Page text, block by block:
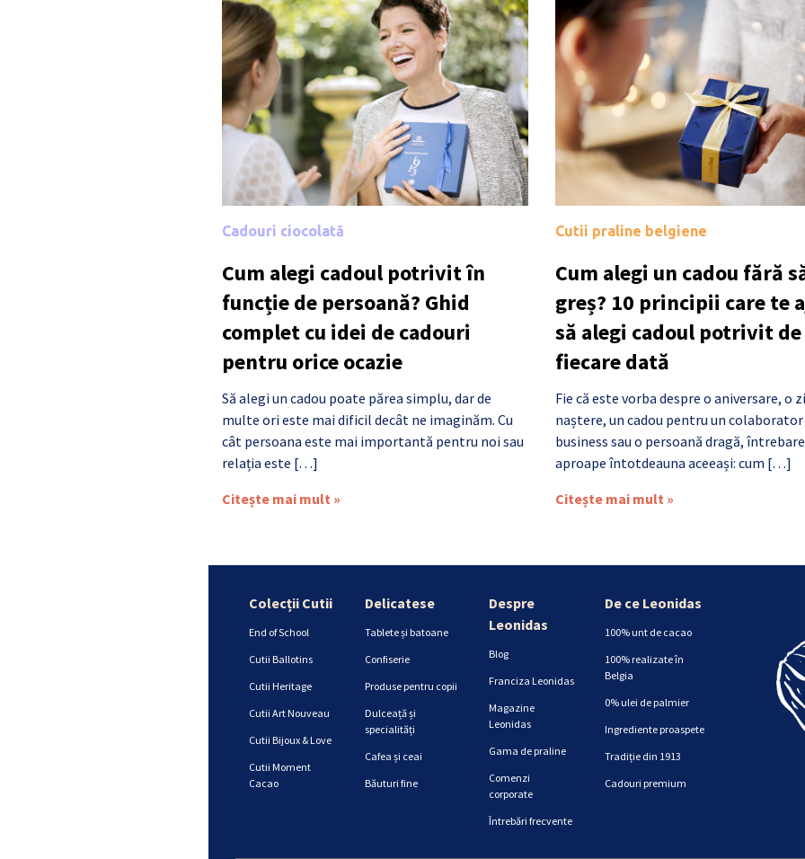
Cadouri ciocolată
Cum alegi cadoul potrivit în
funcție de persoană? Ghid
complet cu idei de cadouri
pentru orice ocazie
Să alegi un cadou poate părea simplu, dar de
multe ori este mai dificil decât ne imaginăm. Cu
cât persoana este mai importantă pentru noi sau
relația este […]
Citește mai mult »
Cutii praline belgiene
Cum alegi un cadou fără
greș? 10 principii care te
să alegi cadoul potrivit de
fiecare dată
Fie că este vorba despre o aniversare, o
naștere, un cadou pentru un colaborator
business sau o persoană dragă,
aproape întotdeauna aceeași: cum […]
Citește mai mult »
Colecții Cutii
End of School
Cutii Ballotins
Cutii Heritage
Cutii Art Nouveau
Cutii Bijoux & Love
Cutii Moment
Cacao
Delicatese
Tablete și batoane
Confiserie
Produse pentru copii
Dulceață și
specialități
Cafea și ceai
Băuturi fine
Despre
Leonidas
Blog
Franciza Leonidas
Magazine
Leonidas
Gama de praline
Comenzi
corporate
Întrebări frecvente
De ce Leonidas
100% unt de cacao
100% realizate în
Belgia
0% ulei de palmier
Ingrediente proaspete
Tradiție din 1913
Cadouri premium